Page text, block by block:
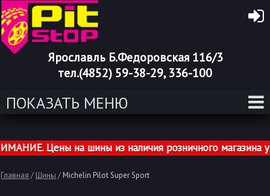
Ярославль Б.Федоровская 116/3
тел.(4852) 59-38-29, 336-100
ПОКАЗАТЬ МЕНЮ
Цены на шины из наличия розничного магазина
Главная / Шины / Michelin Pilot Super Sport